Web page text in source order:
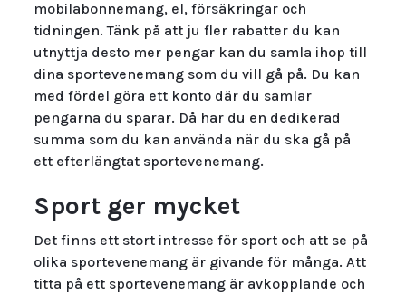
mobilabonnemang, el, försäkringar och
tidningen. Tänk på att ju fler rabatter du kan
utnyttja desto mer pengar kan du samla ihop till
dina sportevenemang som du vill gå på. Du kan
med fördel göra ett konto där du samlar
pengarna du sparar. Då har du en dedikerad
summa som du kan använda när du ska gå på
ett efterlängtat sportevenemang.
Sport ger mycket
Det finns ett stort intresse för sport och att se på
olika sportevenemang är givande för många. Att
titta på ett sportevenemang är avkopplande och